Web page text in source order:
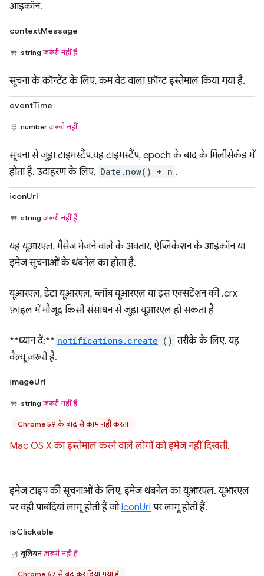
आइकॉन.
contextMessage
stringज़रूरी नहीं है
सूचना के कॉन्टेंट के लिए, कम वेट वाला फ़ॉन्ट इस्तेमाल किया गया है.
eventTime
numberज़रूरी नहीं
सूचना से जुड़ा टाइमस्टैंप.यह टाइमस्टैंप, epoch के बाद के मिलीसेकंड में
होता है. उदाहरण के लिए, Date.now() + n .
iconUrl
stringज़रूरी नहीं है
यह यूआरएल, मैसेज भेजने वाले के अवतार, ऐप्लिकेशन के आइकॉन या
इमेज सूचनाओं के थंबनेल का होता है.
यूआरएल, डेटा यूआरएल, ब्लॉब यूआरएल या इस एक्सटेंशन की .crx
फ़ाइल में मौजूद किसी संसाधन से जुड़ा यूआरएल हो सकता है
**ध्यान दें:** notifications.create () तरीके के लिए, यह
वैल्यू ज़रूरी है.
imageUrl
stringज़रूरी नहीं है
Chrome 59 के बाद से काम नहीं करता
Mac OS X का इस्तेमाल करने वाले लोगों को इमेज नहीं दिखती.
इमेज टाइप की सूचनाओं के लिए, इमेज थंबनेल का यूआरएल. यूआरएल
पर वही पाबंदियां लागू होती हैं जोiconUrl पर लागू होती हैं.
isClickable
बूलियनज़रूरी नहीं है
Chrome 67 से बंद कर दिया गया है